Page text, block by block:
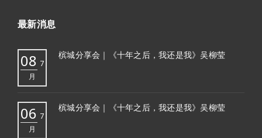
最新消息
08 7
月
槟城分享会｜《十年之后，我还是我》吴柳莹
06 7
月
槟城分享会｜《十年之后，我还是我》吴柳莹